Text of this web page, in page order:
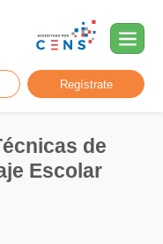
Regístrate
de
Escolar